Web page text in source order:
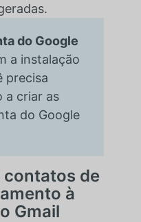
do Google
a instalação
precisa
a criar as
do Google
contatos de
à
Gmail